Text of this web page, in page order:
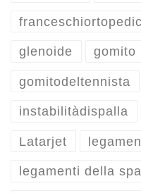
glenoide gomito
gomitodeltennista
instabilitàdispalla
Latarjet
legamenti della